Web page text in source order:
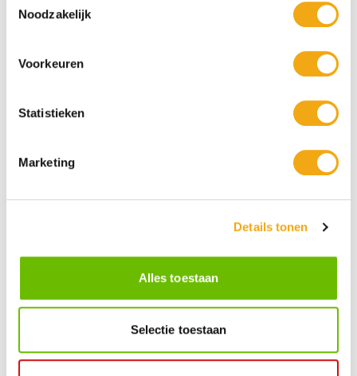
Noodzakelijk
Voorkeuren
Statistieken
Marketing
Details tonen
Alles toestaan
Selectie toestaan
Maandag t/m vrijdag van 09.00 tot 16.00 staat onze
vakkundige klantenservice klaar.
Al sinds 2012 dé (online) drankengroothandel in de Benelux